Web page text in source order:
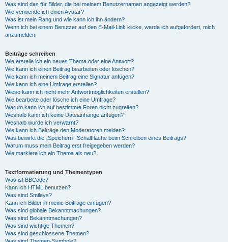
Was sind das für Bilder, die bei meinem Benutzernamen angezeigt werden?
Wie verwende ich einen Avatar?
Was ist mein Rang und wie kann ich ihn ändern?
Wenn ich bei einem Benutzer auf den E-Mail-Link klicke, werde ich aufgefordert, mich
anzumelden.
Beiträge schreiben
Wie erstelle ich ein neues Thema oder eine Antwort?
Wie kann ich einen Beitrag bearbeiten oder löschen?
Wie kann ich meinem Beitrag eine Signatur anfügen?
Wie kann ich eine Umfrage erstellen?
Wieso kann ich nicht mehr Antwortmöglichkeiten erstellen?
Wie bearbeite oder lösche ich eine Umfrage?
Warum kann ich auf bestimmte Foren nicht zugreifen?
Weshalb kann ich keine Dateianhänge anfügen?
Weshalb wurde ich verwarnt?
Wie kann ich Beiträge den Moderatoren melden?
Was bewirkt die „Speichern“-Schaltfläche beim Schreiben eines Beitrags?
Warum muss mein Beitrag erst freigegeben werden?
Wie markiere ich ein Thema als neu?
Textformatierung und Thementypen
Was ist BBCode?
Kann ich HTML benutzen?
Was sind Smileys?
Kann ich Bilder in meine Beiträge einfügen?
Was sind globale Bekanntmachungen?
Was sind Bekanntmachungen?
Was sind wichtige Themen?
Was sind geschlossene Themen?